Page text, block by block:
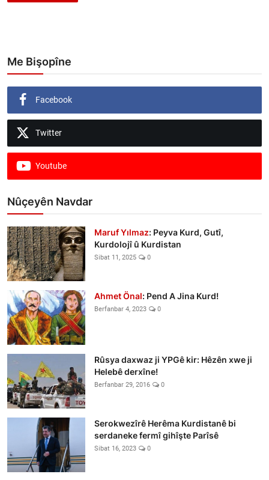
Me Bişopîne
Facebook
Twitter
Youtube
Nûçeyên Navdar
Maruf Yılmaz: Peyva Kurd, Gutî,
Kurdolojî û Kurdistan
Sibat 11, 2025 0
Ahmet Önal: Pend A Jina Kurd!
Berfanbar 4, 2023 0
Rûsya daxwaz ji YPGê kir: Hêzên xwe ji
Helebê derxîne!
Berfanbar 29, 2016 0
Serokwezîrê Herêma Kurdistanê bi
serdaneke fermî gihîşte Parîsê
Sibat 16, 2023 0